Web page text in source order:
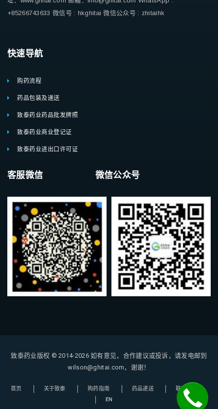
+85266743633 微信号 : hkghitai 微信公众号 : zhitaihk
快速导航
购药流程
药品包装及递送
致泰药业药品批发牌照
致泰药业商业登记证
致泰药业进出口许可证
客服微信 微信公众号
致泰药业版权 © 2014-2026如有意见，合作建议或投诉，请发电邮到
wilson@ghitai.com，谢谢！
首页 关于致泰 购药指南 药品递送
联系我们
EN